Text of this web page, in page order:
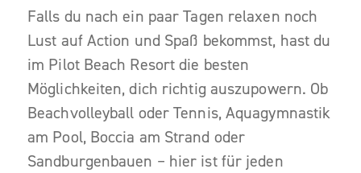
Falls du nach ein paar Tagen relaxen noch
Lust auf Action und Spaß bekommst, hast du
im Pilot Beach Resort die besten
Möglichkeiten, dich richtig auszupowern. Ob
Beachvolleyball oder Tennis, Aquagymnastik
am Pool, Boccia am Strand oder
Sandburgenbauen – hier ist für jeden